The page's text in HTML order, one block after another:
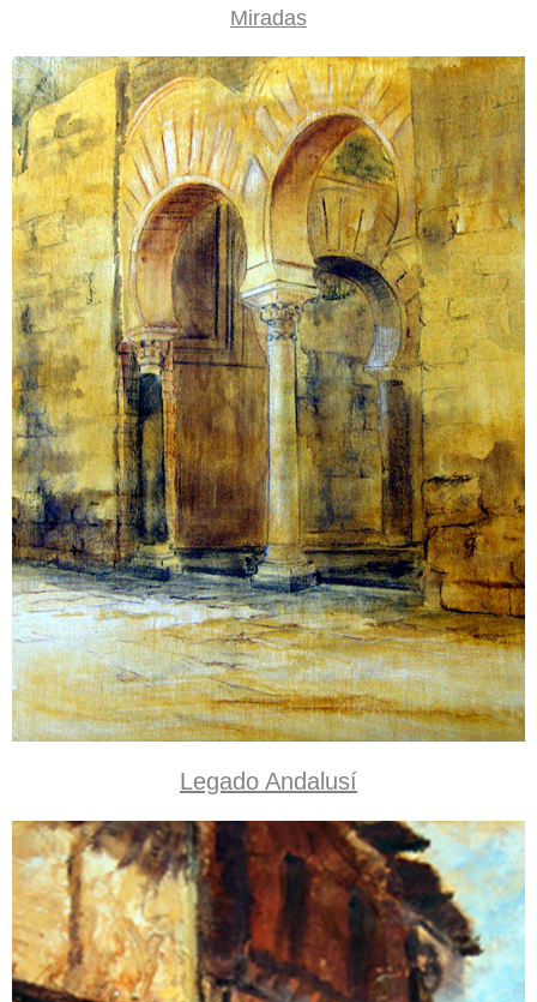
Miradas
Legado Andalusí